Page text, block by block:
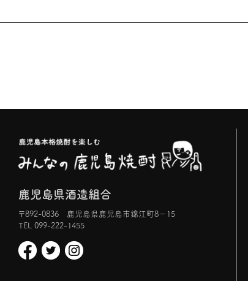
鹿児島県酒造組合
〒892-0836 鹿児島県鹿児島市錦江町8−15
TEL 099-222-1455